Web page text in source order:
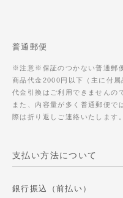
普通郵便
※注意※保証のつかない普通郵
商品代金2000円以下（主に付属
代金引換はご利用できませんの
また、内容量が多く普通郵便で
際は折り返しご連絡いたします
支払い方法について
銀行振込（前払い）